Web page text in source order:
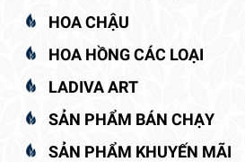
HOA CHẬU
HOA HỒNG CÁC LOẠI
LADIVA ART
SẢN PHẨM BÁN CHẠY
SẢN PHẨM KHUYẾN MÃI